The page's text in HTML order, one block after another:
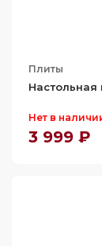
Плиты
Настольная
Нет в
3 999 ₽